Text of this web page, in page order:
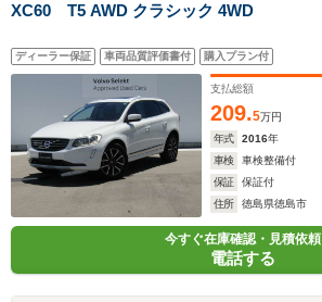
XC60 T5 AWD クラシック 4WD
ディーラー保証 車両品質評価書付 購入プラン付
支払総額
209.5万円
年式
2016年
車検
車検整備付
保証
保証付
住所
徳島県徳島市
今すぐ在庫確認・見積依頼
電話する